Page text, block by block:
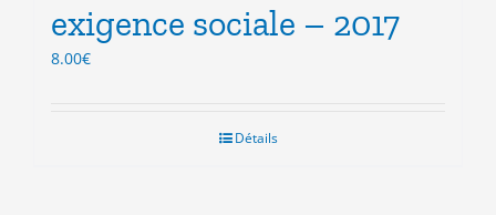
exigence sociale – 2017
8.00€
Détails